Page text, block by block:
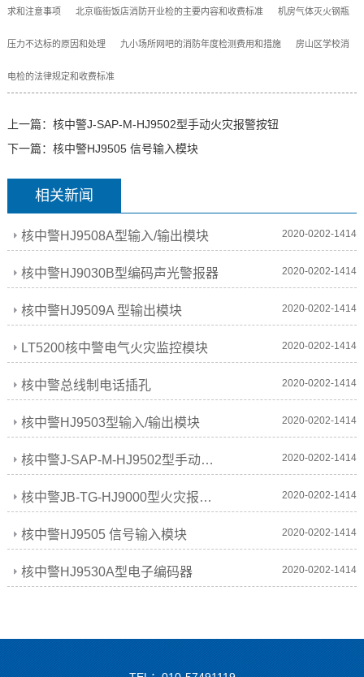
求和注意事项 北京临街饭店消防开业检的主要内容和收费标准 机房气体灭火钢瓶
压力不达标的原因和处理 九小场所网吧的消防年度检测费用和措施 房山区学校消
电检的法律规定和收费标准
上一篇： 核中警J-SAP-M-HJ9502型手动火灾报警按钮
下一篇： 核中警HJ9505 信号输入模块
相关新闻
核中警HJ9508A型输入/输出模块 2020-0202-1414
核中警HJ9030B型编码声光警报器 2020-0202-1414
核中警HJ9509A 型输出模块 2020-0202-1414
LT5200核中警电气火灾监控模块 2020-0202-1414
核中警总线制电话插孔 2020-0202-1414
核中警HJ9503型输入/输出模块 2020-0202-1414
核中警J-SAP-M-HJ9502型手动火灾报警按钮 2020-0202-1414
核中警JB-TG-HJ9000型火灾报警控制器（联动型） 2020-0202-1414
核中警HJ9505 信号输入模块 2020-0202-1414
核中警HJ9530A型电子编码器 2020-0202-1414